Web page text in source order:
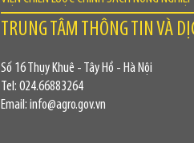
TRUNG TÂM THÔNG TIN VÀ
Số 16 Thụy Khuê - Tây Hồ - Hà Nội
Tel: 024.66883264
Email: info@agro.gov.vn